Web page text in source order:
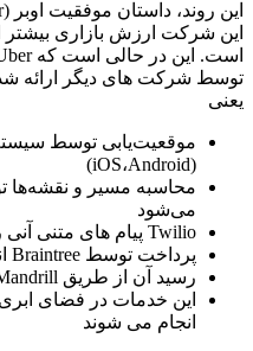
توسط شرکت های دیگر ارائه
یعنی
موقعیت‌یابی توسط
(iOS،Android)
می‌شود
Twilio پیام های متنی آنی را به مشتریان ارسال می کند
پرداخت توسط Braintree انجام می شود
رسید آن از طریق Mandrill ارسال می شود
انجام می شوند